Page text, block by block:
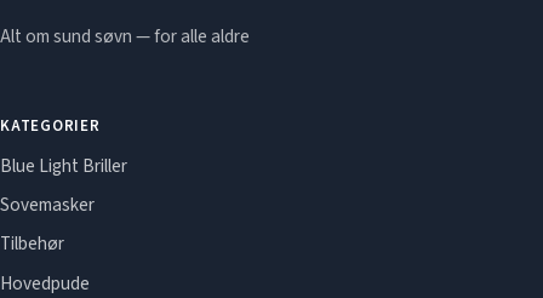
Alt om sund søvn — for alle aldre
KATEGORIER
Blue Light Briller
Sovemasker
Tilbehør
Hovedpude